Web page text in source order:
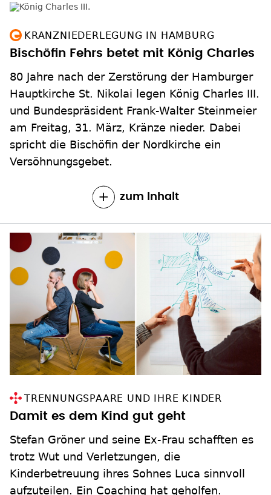
80 Jahre nach der Zerstörung der Hamburger
Hauptkirche St. Nikolai legen König Charles III.
und Bundespräsident Frank-Walter Steinmeier
am Freitag, 31. März, Kränze nieder. Dabei
spricht die Bischöfin der Nordkirche ein
Versöhnungsgebet.
zum Inhalt
TRENNUNGSPAARE UND IHRE KINDER
Damit es dem Kind gut geht
Stefan Gröner und seine Ex-Frau schafften es
trotz Wut und Verletzungen, die
Kinderbetreuung ihres Sohnes Luca sinnvoll
aufzuteilen. Ein Coaching hat geholfen.
zum Inhalt